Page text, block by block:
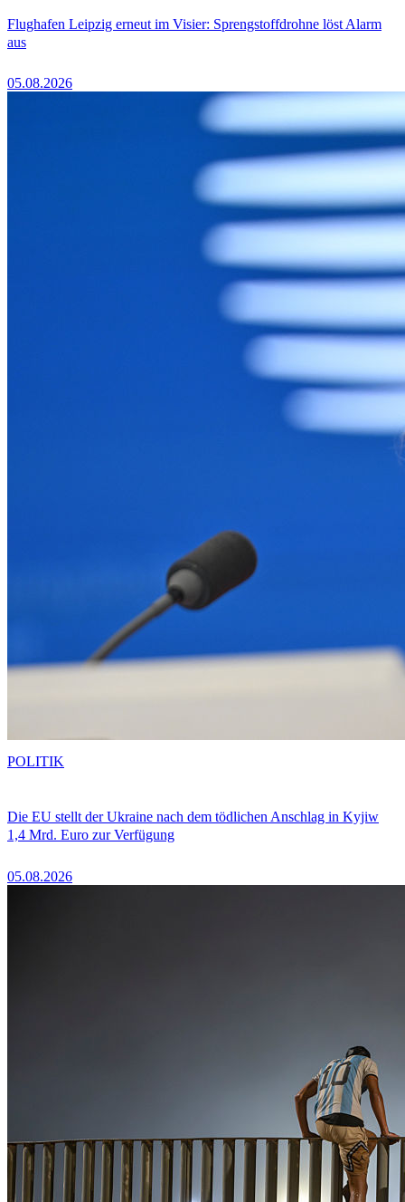
Flughafen Leipzig erneut im Visier: Sprengstoffdrohne löst Alarm
aus
05.08.2026
Die EU stellt der Ukraine nach dem tödlichen Anschlag in Kyjiw
1,4 Mrd. Euro zur Verfügung
05.08.2026
POLITIK